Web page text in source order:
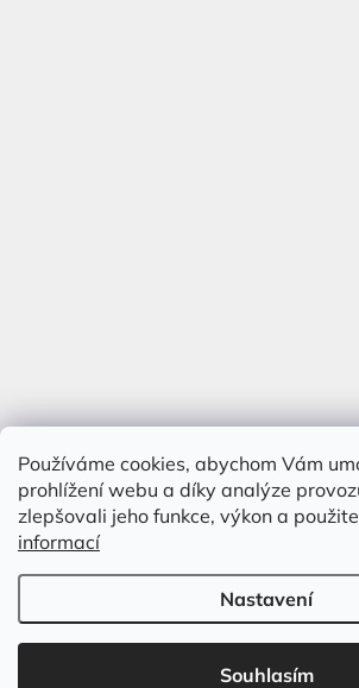
Používáme cookies, abychom Vám
prohlížení webu a díky analýze
zlepšovali jeho funkce, výkon a
informací
Nastavení
Souhlasím
Vytvořil Shoptet
Antik Kureš s.r.o.. Všechna